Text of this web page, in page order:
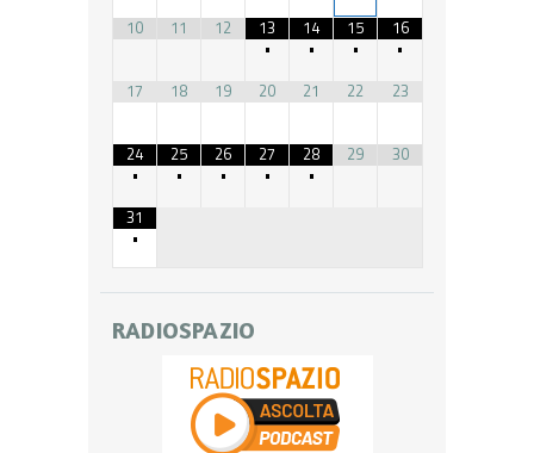
10 11 12
13
•
14
•
15
•
16
•
17
18 19 20 21 22 23
24
•
25
•
26
•
27
•
28
•
29 30
31
•
RADIOSPAZIO